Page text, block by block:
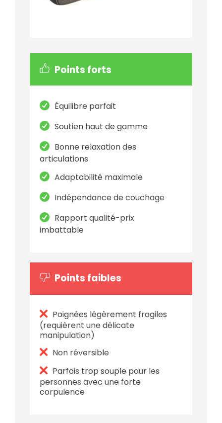
Points forts
Équilibre parfait
Soutien haut de gamme
Bonne relaxation des
articulations
Adaptabilité maximale
Indépendance de couchage
Rapport qualité-prix
imbattable
Points faibles
Poignées légèrement fragiles
(requièrent une délicate
manipulation)
Non réversible
Parfois trop souple pour les
personnes avec une forte
corpulence